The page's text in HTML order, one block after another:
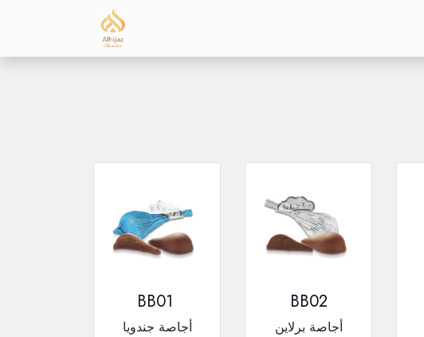
BB01
أجاصة جندويا
BB02
أجاصة برلاين